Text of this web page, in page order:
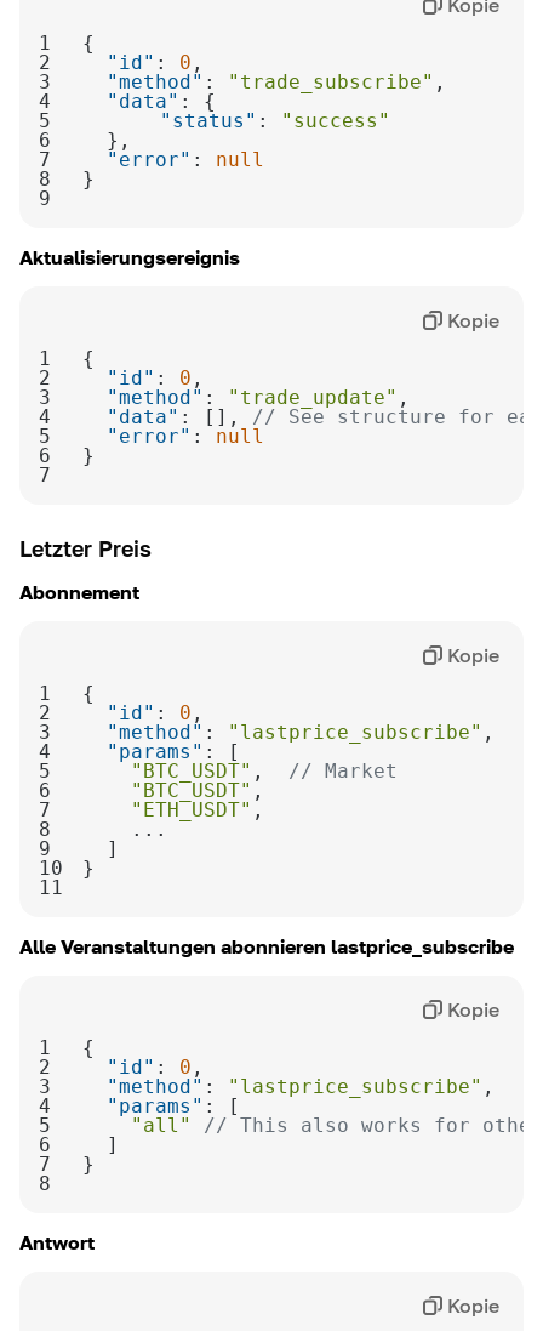
1
2
"id" : 0
3
"method" : "trade_subscribe"
4
"data"
5
"status" :
"success"
6
7
"error" : null
8
9
Kopie
Aktualisierungsereignis
1
2
"id" : 0
3
"method" : "trade_update"
4
"data" : [], // See structure for
5
"error" : null
6
7
Kopie
Letzter Preis
Abonnement
1
2
"id" : 0
3
"method" : "lastprice_subscribe"
4
"params"
5
"BTC_USDT" , // Market
6
"BTC_USDT"
7
"ETH_USDT"
8
9
10
11
Kopie
Alle Veranstaltungen abonnieren lastprice_subscribe
1
2
"id" : 0
3
"method" : "lastprice_subscribe"
4
"params"
5
"all"
// This also works for
6
7
8
Kopie
Antwort
Kopie